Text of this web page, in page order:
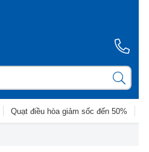
Quạt điều hòa giảm sốc đến 50%